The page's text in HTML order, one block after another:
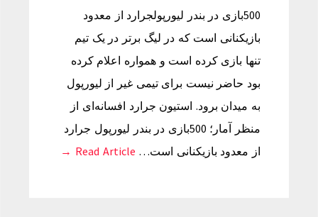
500بازی در بندر لیورپولجرارد از معدود
بازیکنانی است که در لیگ برتر در یک تیم
تنها بازی کرده است و همواره اعلام کرده
بود حاضر نیست برای تیمی غیر از لیورپول
به میدان برود. استیون جرارد افسانه‌ای از
منظر آمار؛ 500بازی در بندر لیورپول جرارد
از معدود بازیکنانی است… Read Article →